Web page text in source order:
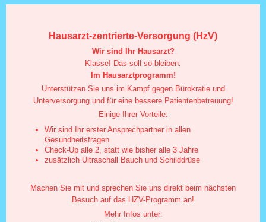
Hausarzt-zentrierte-Versorgung (HzV)
Wir sind Ihr Hausarzt?
Klasse! Das soll so bleiben:
Im Hausarztprogramm!
Unterstützen Sie uns im Kampf gegen Bürokratie und
Unterversorgung und für eine bessere Patientenbetreuung!
Einige Ihrer Vorteile:
Wir sind Ihr erster Ansprechpartner in allen
Gesundheitsfragen
Check-Up alle 2, statt wie bisher alle 3 Jahre
zusätzlich Ultraschall Bauch und Schilddrüse
Machen Sie mit und sprechen Sie uns direkt beim nächsten
Besuch auf das HZV-Programm an!
Mehr Infos unter: